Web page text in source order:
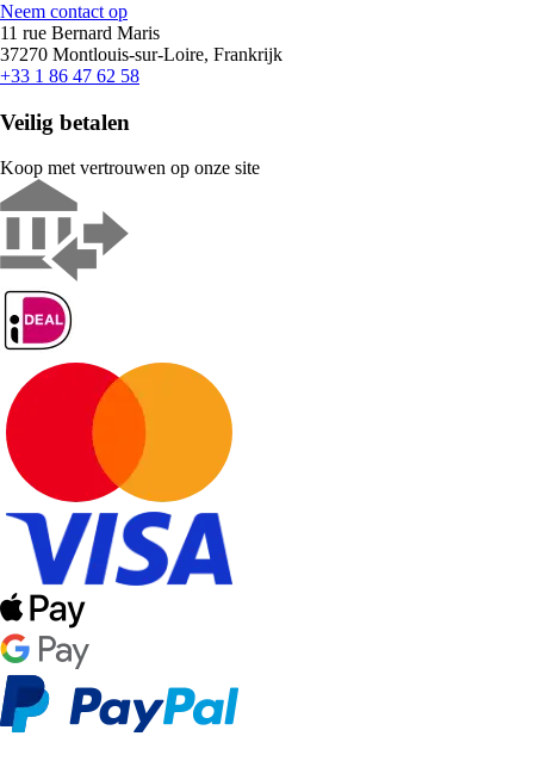
Neem contact op
11 rue Bernard Maris
37270 Montlouis-sur-Loire, Frankrijk
+33 1 86 47 62 58
Veilig betalen
Koop met vertrouwen op onze site